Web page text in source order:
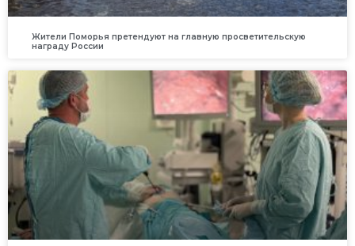
Жители Поморья претендуют на главную просветительскую
награду России